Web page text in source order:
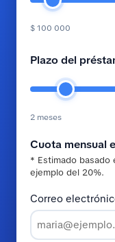
$ 100 000
Plazo del
2 meses
Cuota mensual
* Estimado basado
ejemplo del 20%.
Correo